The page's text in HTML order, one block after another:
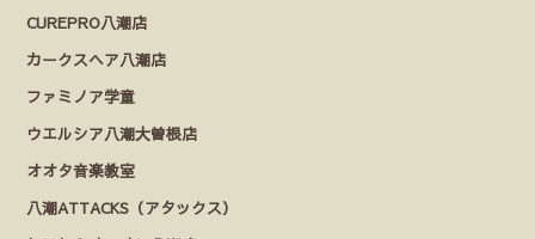
CUREPRO八潮店
カークスヘア八潮店
ファミノア学童
ウエルシア八潮大曽根店
オオタ音楽教室
八潮ATTACKS（アタックス）